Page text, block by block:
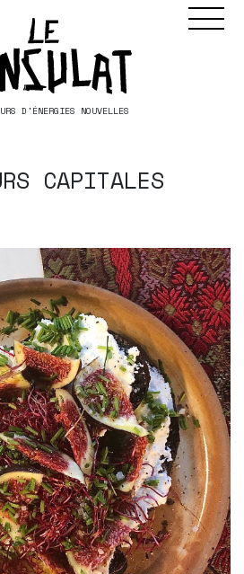
D'ÉNERGIES NOUVELLES
CAPITALES